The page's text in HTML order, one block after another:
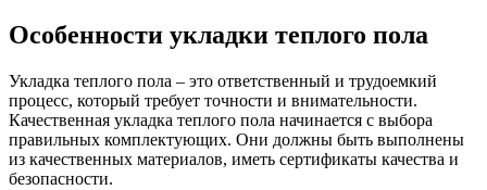
Особенности укладки теплого пола
Укладка теплого пола – это ответственный и трудоемкий
процесс, который требует точности и внимательности.
Качественная укладка теплого пола начинается с выбора
правильных комплектующих. Они должны быть выполнены
из качественных материалов, иметь сертификаты качества и
безопасности.